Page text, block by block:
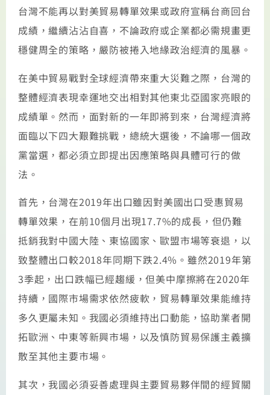
台灣不能再以對美貿易轉單效果或政府宣稱台商回台
成績，繼續沾沾自喜，不論政府或企業都必需規畫更
穩健周全的策略，嚴防被捲入地緣政治經濟的風暴。
在美中貿易戰對全球經濟帶來重大災難之際，台灣的
整體經濟表現幸運地交出相對其他東北亞國家亮眼的
成績單。然而，面對新的一年即將到來，台灣經濟將
面臨以下四大艱難挑戰，總統大選後，不論哪一個政
黨當選，都必須立即提出因應策略與具體可行的做
法。
首先，台灣在2019年出口雖因對美國出口受惠貿易
轉單效果，在前10個月出現17.7%的成長，但仍難
抵銷我對中國大陸、東協國家、歐盟市場等衰退，以
致整體出口較2018年同期下跌2.4%。雖然2019年第
3季起，出口跌幅已經趨緩，但美中摩擦將在2020年
持續，國際市場需求依然疲軟，貿易轉單效果能維持
多久更屬未知。我國必須維持出口動能，協助業者開
拓歐洲、中東等新興市場，以及慎防貿易保護主義擴
散至其他主要市場。
其次，我國必須妥善處理與主要貿易夥伴間的經貿關